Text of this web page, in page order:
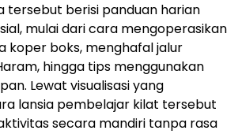
tersebut berisi panduan harian
mulai dari cara mengoperasikan
koper boks, menghafal jalur
hingga tips menggunakan
Lewat visualisasi yang
lansia pembelajar kilat tersebut
secara mandiri tanpa rasa